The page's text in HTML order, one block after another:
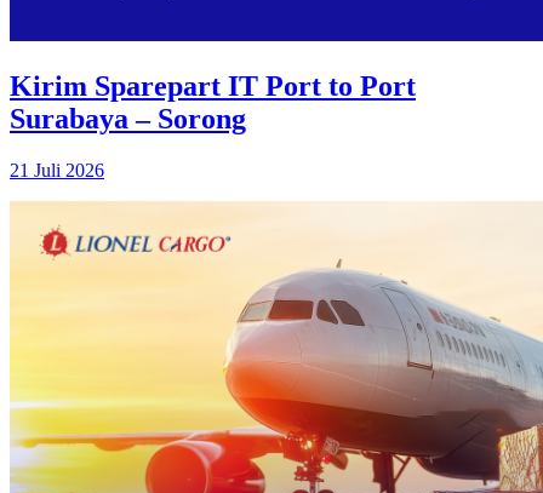
Kirim Sparepart IT Port to Port
Surabaya – Sorong
21 Juli 2026